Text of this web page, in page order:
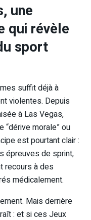
une
qui révèle
sport
suffit déjà à
violentes. Depuis
à Las Vegas,
“dérive morale” ou
est pourtant clair :
épreuves de sprint,
recours à des
médicalement.
Mais derrière
: et si ces Jeux